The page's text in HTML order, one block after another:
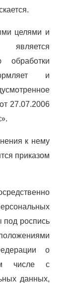
целями и
обработки
и
27.07.2006
к нему
приказом
роспись
о
числе с
данных,